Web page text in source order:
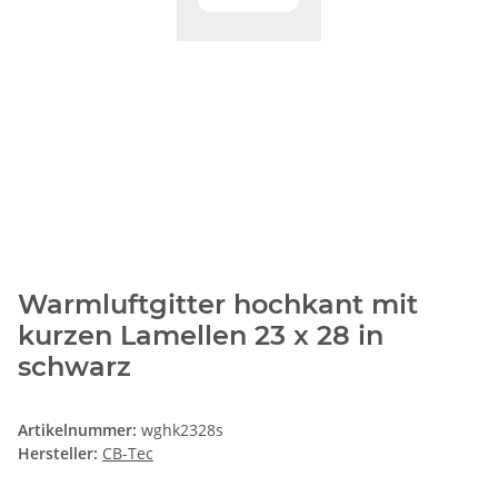
Warmluftgitter hochkant mit
kurzen Lamellen 23 x 28 in
schwarz
Artikelnummer: wghk2328s
Hersteller: CB-Tec